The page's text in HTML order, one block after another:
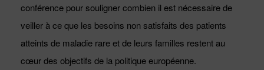
conférence pour souligner combien il est nécessaire de
veiller à ce que les besoins non satisfaits des patients
atteints de maladie rare et de leurs familles restent au
cœur des objectifs de la politique européenne.